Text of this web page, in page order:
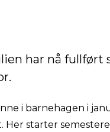
har nå fullført
i barnehagen i
Her starter